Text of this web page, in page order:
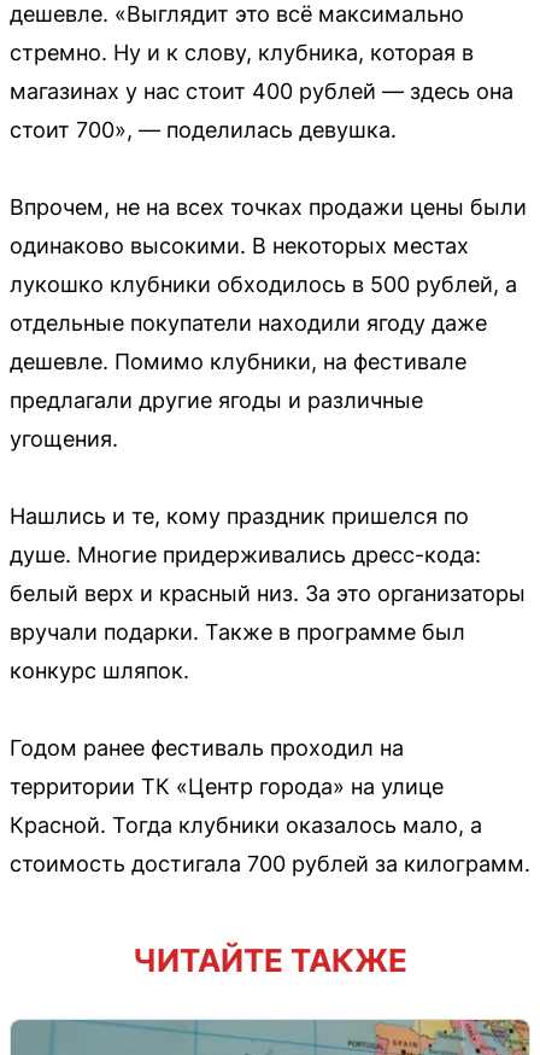
дешевле. «Выглядит это всё максимально
стремно. Ну и к слову, клубника, которая в
магазинах у нас стоит 400 рублей — здесь она
стоит 700», — поделилась девушка.
Впрочем, не на всех точках продажи цены были
одинаково высокими. В некоторых местах
лукошко клубники обходилось в 500 рублей, а
отдельные покупатели находили ягоду даже
дешевле. Помимо клубники, на фестивале
предлагали другие ягоды и различные
угощения.
Нашлись и те, кому праздник пришелся по
душе. Многие придерживались дресс-кода:
белый верх и красный низ. За это организаторы
вручали подарки. Также в программе был
конкурс шляпок.
Годом ранее фестиваль проходил на
территории ТК «Центр города» на улице
Красной. Тогда клубники оказалось мало, а
стоимость достигала 700 рублей за килограмм.
ЧИТАЙТЕ ТАКЖЕ